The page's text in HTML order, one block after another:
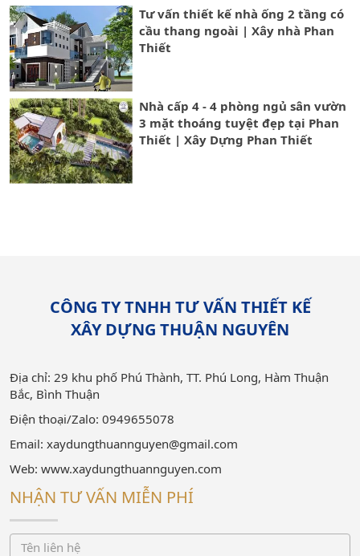
Tư vấn thiết kế nhà ống 2 tầng có
cầu thang ngoài | Xây nhà Phan
Thiết
Nhà cấp 4 - 4 phòng ngủ sân vườn
3 mặt thoáng tuyệt đẹp tại Phan
Thiết | Xây Dựng Phan Thiết
CÔNG TY TNHH TƯ VẤN THIẾT KẾ
XÂY DỰNG THUẬN NGUYÊN
Địa chỉ: 29 khu phố Phú Thành, TT. Phú Long, Hàm Thuận
Bắc, Bình Thuận
Điện thoại/Zalo: 0949655078
Email: xaydungthuannguyen@gmail.com
Web: www.xaydungthuannguyen.com
NHẬN TƯ VẤN MIỄN PHÍ